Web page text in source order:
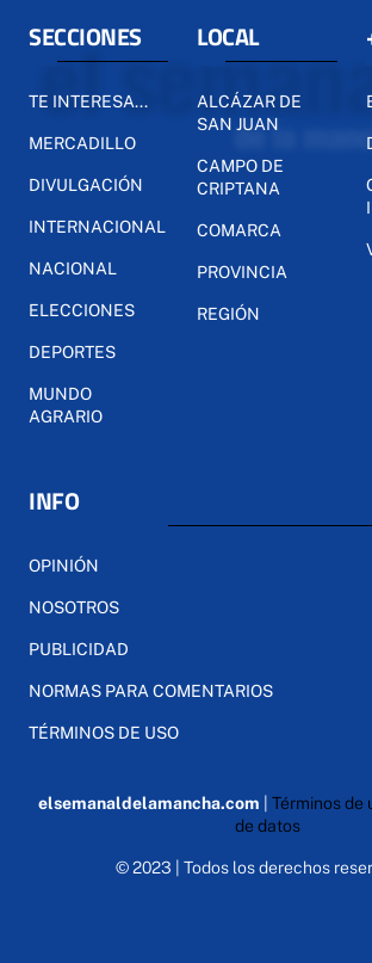
SECCIONES
TE INTERESA...
MERCADILLO
DIVULGACIÓN
INTERNACIONAL
NACIONAL
ELECCIONES
DEPORTES
MUNDO
AGRARIO
LOCAL
ALCÁZAR DE
SAN JUAN
CAMPO DE
CRIPTANA
COMARCA
PROVINCIA
REGIÓN
INFO
OPINIÓN
NOSOTROS
PUBLICIDAD
NORMAS PARA COMENTARIOS
TÉRMINOS DE USO
elsemanaldelamancha.com Términos de
de datos
© 2023 | Todos los derechos